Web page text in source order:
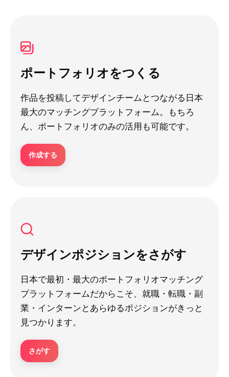
ポートフォリオをつくる
作品を投稿してデザインチームとつながる日本
最大のマッチングプラットフォーム。もちろ
ん、ポートフォリオのみの活用も可能です。
作成する
デザインポジションをさがす
日本で最初・最大のポートフォリオマッチング
プラットフォームだからこそ、就職・転職・副
業・インターンとあらゆるポジションがきっと
見つかります。
さがす